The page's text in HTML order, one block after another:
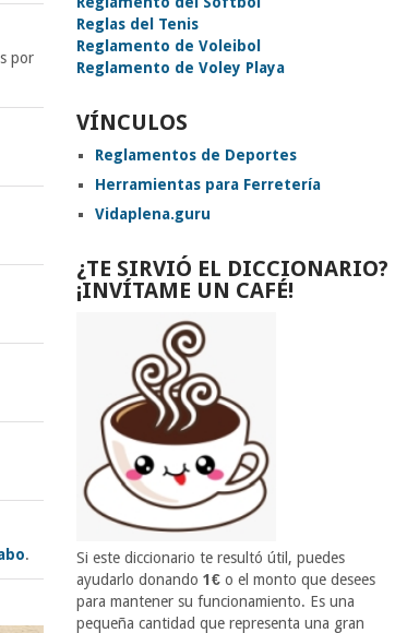
por
.
Reglas del Tenis
Reglamento de Voleibol
Reglamento de Voley Playa
VÍNCULOS
Reglamentos de Deportes
Herramientas para Ferretería
Vidaplena.guru
¿TE SIRVIÓ EL DICCIONARIO?
¡INVÍTAME UN CAFÉ!
Si este diccionario te resultó útil, puedes
ayudarlo donando1€ o el monto que desees
para mantener su funcionamiento. Es una
pequeña cantidad que representa una gran